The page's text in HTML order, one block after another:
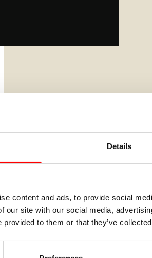
Details
content and ads, to provide social
our site with our social media,
provided to them or that they’ve
2026
vakantie met
auto of